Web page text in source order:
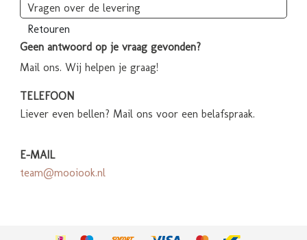
Vragen over de levering
Retouren
Geen antwoord op je vraag gevonden?
Mail ons. Wij helpen je graag!
TELEFOON
Liever even bellen? Mail ons voor een belafspraak.
E-MAIL
team@mooiook.nl